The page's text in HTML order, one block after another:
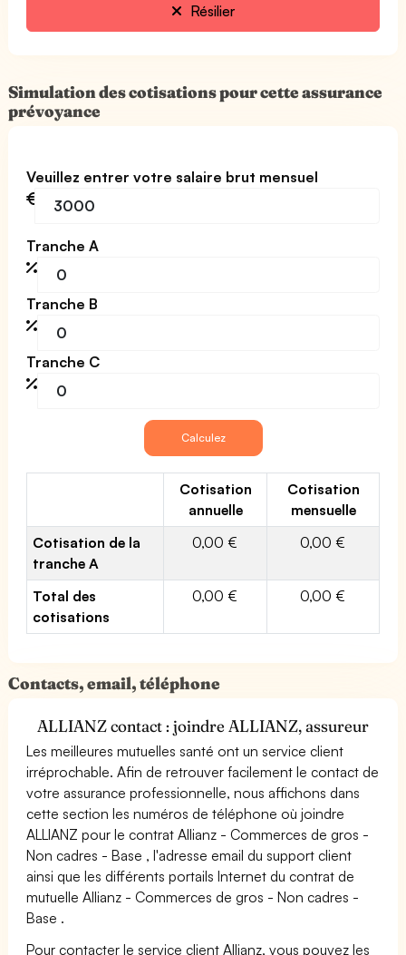
Résilier
Simulation des cotisations pour cette assurance
prévoyance
Veuillez entrer votre salaire brut mensuel
Tranche A
Tranche B
Tranche C
Cotisation
annuelle
Cotisation
mensuelle
Cotisation de la
tranche A
0,00 € 0,00 €
Total des
cotisations
0,00 € 0,00 €
Contacts, email, téléphone
ALLIANZ contact : joindre ALLIANZ, assureur
Les meilleures mutuelles santé ont un service client
irréprochable. Afin de retrouver facilement le contact de
votre assurance professionnelle, nous affichons dans
cette section les numéros de téléphone où joindre
ALLIANZ pour le contrat Allianz - Commerces de gros -
Non cadres - Base , l'adresse email du support client
ainsi que les différents portails Internet du contrat de
mutuelle Allianz - Commerces de gros - Non cadres -
Base .
Pour contacter le service client Allianz, vous pouvez les